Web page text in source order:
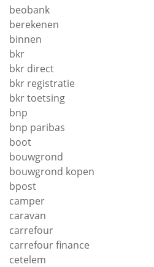
beobank
berekenen
binnen
bkr
bkr direct
bkr registratie
bkr toetsing
bnp
bnp paribas
boot
bouwgrond
bouwgrond kopen
bpost
camper
caravan
carrefour
carrefour finance
cetelem